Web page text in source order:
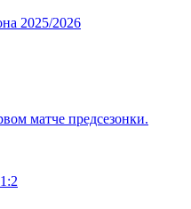
2025/2026
матче предсезонки.